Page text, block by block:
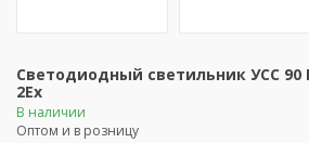
Светодиодный светильник УСС
2Ex
В наличии
Оптом и в розницу